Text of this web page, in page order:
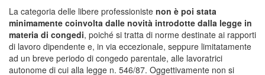
La categoria delle libere professioniste non è poi stata
minimamente coinvolta dalle novità introdotte dalla legge in
materia di congedi, poiché si tratta di norme destinate ai rapporti
di lavoro dipendente e, in via eccezionale, seppure limitatamente
ad un breve periodo di congedo parentale, alle lavoratrici
autonome di cui alla legge n. 546/87. Oggettivamente non si